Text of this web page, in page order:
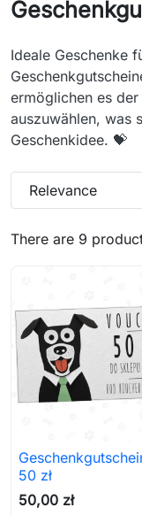
Ideale Geschenke
ermöglichen es
auszuwählen, was
Geschenkidee. 💝
There are 9
Relevance
50 zł
50,00 zł